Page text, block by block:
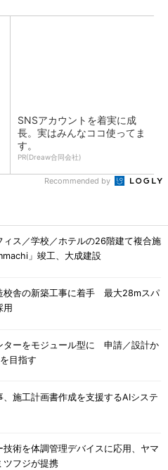
SNSアカウントを着実に成
長。実はみんなココ使ってま
す。
PR(Dreaw合同会社)
Recommended by
ィス／学校／ホテルの26階建て複合施
」竣工、大成建設
校舎の新築工事に着手 最大28mスパ
用
ターをモジュール型に 申請／設計か
目指す
施工計画書作成を支援するAIシステ
技術を体調管理デバイスに応用、ヤマ
ツフジが提携